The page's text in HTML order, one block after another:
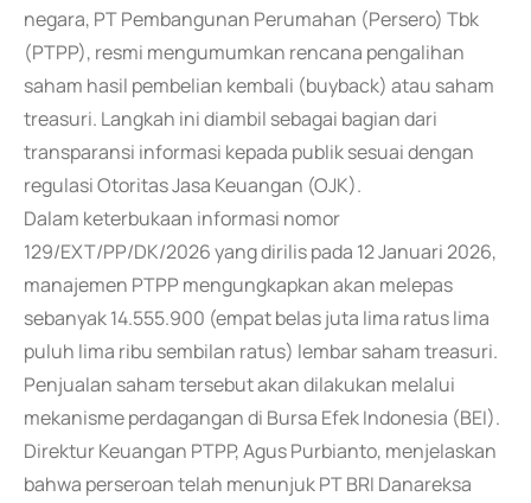
negara, PT Pembangunan Perumahan (Persero) Tbk
(PTPP), resmi mengumumkan rencana pengalihan
saham hasil pembelian kembali (buyback) atau saham
treasuri. Langkah ini diambil sebagai bagian dari
transparansi informasi kepada publik sesuai dengan
regulasi Otoritas Jasa Keuangan (OJK).
Dalam keterbukaan informasi nomor
129/EXT/PP/DK/2026 yang dirilis pada 12 Januari 2026,
manajemen PTPP mengungkapkan akan melepas
sebanyak 14.555.900 (empat belas juta lima ratus lima
puluh lima ribu sembilan ratus) lembar saham treasuri.
Penjualan saham tersebut akan dilakukan melalui
mekanisme perdagangan di Bursa Efek Indonesia (BEI).
Direktur Keuangan PTPP, Agus Purbianto, menjelaskan
bahwa perseroan telah menunjuk PT BRI Danareksa